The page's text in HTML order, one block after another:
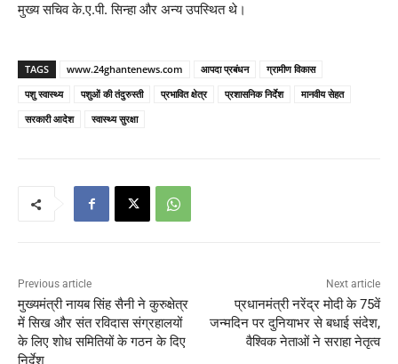
मुख्य सचिव के.ए.पी. सिन्हा और अन्य उपस्थित थे।
TAGS www.24ghantenews.com आपदा प्रबंधन
ग्रामीण विकास
पशु स्वास्थ्य
पशुओं की तंदुरुस्ती प्रभावित क्षेत्र प्रशासनिक निर्देश
मानवीय सेहत
सरकारी आदेश
स्वास्थ्य सुरक्षा
Previous article
मुख्यमंत्री नायब सिंह सैनी ने कुरुक्षेत्र
में सिख और संत रविदास संग्रहालयों
के लिए शोध समितियों के गठन के दिए
निर्देश
Next article
प्रधानमंत्री नरेंद्र मोदी के 75वें
जन्मदिन पर दुनियाभर से बधाई संदेश,
वैश्विक नेताओं ने सराहा नेतृत्व